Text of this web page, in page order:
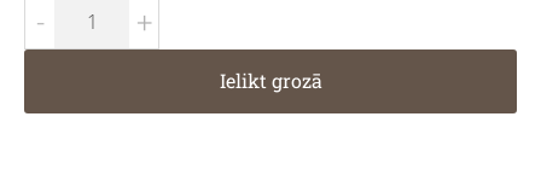
- +
Ielikt grozā